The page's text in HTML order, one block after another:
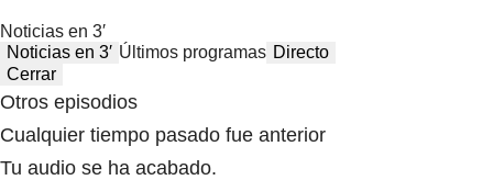
Noticias en 3′
Noticias en 3′ Últimos programas Directo
Cerrar
Otros episodios
Cualquier tiempo pasado fue anterior
Tu audio se ha acabado.